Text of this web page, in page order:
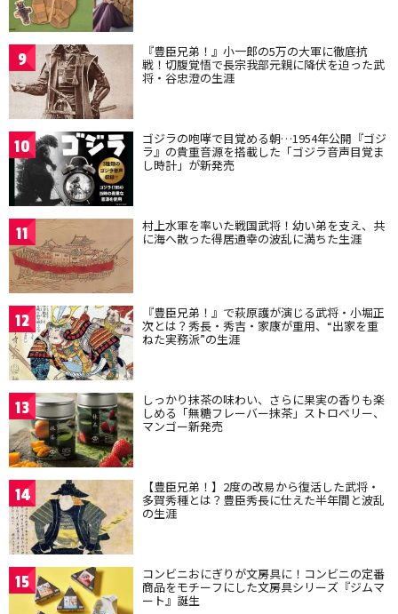
9 『豊臣兄弟！』小一郎の5万の大軍に徹底抗
戦！切腹覚悟で長宗我部元親に降伏を迫った武
将・谷忠澄の生涯
10 ゴジラの咆哮で目覚める朝…1954年公開『ゴジ
ラ』の貴重音源を搭載した「ゴジラ音声目覚ま
し時計」が新発売
11 村上水軍を率いた戦国武将！幼い弟を支え、共
に海へ散った得居通幸の波乱に満ちた生涯
12 『豊臣兄弟！』で萩原護が演じる武将・小堀正
次とは？秀長・秀吉・家康が重用、“出家を重
ねた実務派”の生涯
13 しっかり抹茶の味わい、さらに果実の香りも楽
しめる「無糖フレーバー抹茶」ストロベリー、
マンゴー新発売
14 【豊臣兄弟！】2度の改易から復活した武将・
多賀秀種とは？豊臣秀長に仕えた半年間と波乱
の生涯
15 コンビニおにぎりが文房具に！コンビニの定番
商品をモチーフにした文房具シリーズ『ジムマ
ート』誕生